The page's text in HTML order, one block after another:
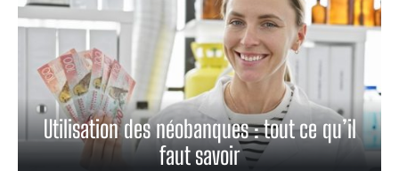
Utilisation des néobanques : tout ce qu’il
faut savoir